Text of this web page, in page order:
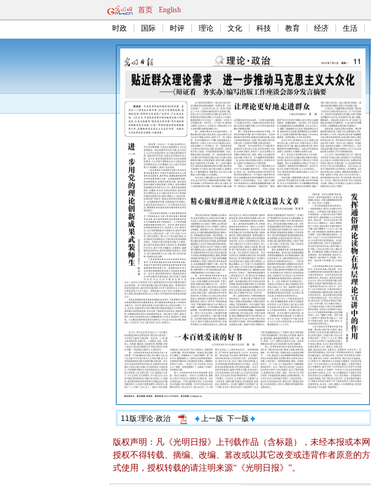
首页 English
时政 国际 时评 理论 文化 科技 教育 经济 生活
11版:理论·政治 上一版 下一版
版权声明：凡《光明日报》上刊载作品（含标题），未经本报或本网
授权不得转载、摘编、改编、篡改或以其它改变或违背作者原意的方
式使用，授权转载的请注明来源“《光明日报》”。